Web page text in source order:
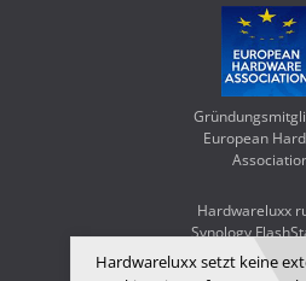
Hardwareluxx setzt keine
European
Hardwareluxx
Synology
WD Red